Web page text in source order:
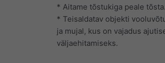
* Aitame tõstukiga peale tõsta.
* Teisaldatav objekti
ja mujal, kus on vajadus
väljaehitamiseks.